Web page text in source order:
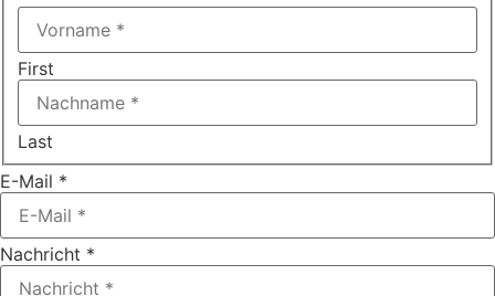
First
Last
E-Mail *
Ihr
Nachricht
E-Mail
Nachricht *